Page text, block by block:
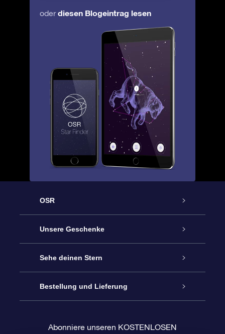
oderdiesen Blogeintrag lesen
OSR
Service
Kontakt
Blog
Unsere Geschenke
Sterne schenken
OSR-Geschenkpaket
Sehe deinen Stern
Sternregister
Bestellung und Lieferung
Abonniere unseren KOSTENLOSEN